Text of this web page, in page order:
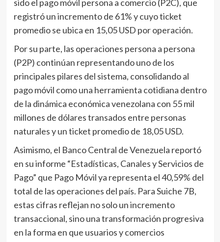
sido el pago móvil persona a comercio (P2C), que
registró un incremento de 61% y cuyo ticket
promedio se ubica en 15,05 USD por operación.
Por su parte, las operaciones persona a persona
(P2P) continúan representando uno de los
principales pilares del sistema, consolidando al
pago móvil como una herramienta cotidiana dentro
de la dinámica económica venezolana con 55 mil
millones de dólares transados entre personas
naturales y un ticket promedio de 18,05 USD.
Asimismo, el Banco Central de Venezuela reportó
en su informe “Estadísticas, Canales y Servicios de
Pago” que Pago Móvil ya representa el 40,59% del
total de las operaciones del país. Para Suiche 7B,
estas cifras reflejan no solo un incremento
transaccional, sino una transformación progresiva
en la forma en que usuarios y comercios